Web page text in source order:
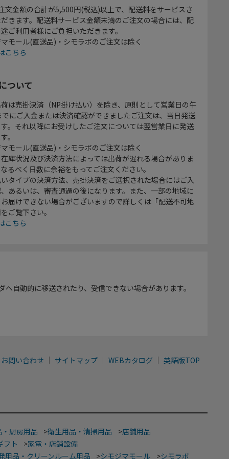
文金額の合計が5,500円(税込)以上で、配送料をサービスさ
きます。配送料サービス金額未満のご注文の場合には、配
ご利用者様にご負担いただきます。
モール(直送品)・シモラボのご注文は除く
こちら
ついて
は売掛決済（NP掛け払い）を除き、原則として営業日の午
にご入金または決済確認ができましたご注文は、当日発送
。それ以降にお受けしたご注文については翌営業日に発送
。
モール(直送品)・シモラボのご注文は除く
庫状況及び決済方法によっては出荷が遅れる場合がありま
るべく日数に余裕をもってご注文ください。
タイプの決済方法、売掛決済をご選択された場合にはご入
あるいは、審査通過の後になります。また、一部の地域に
届けできない場合がございますので詳しくは「配送不可地
ご覧下さい。
こちら
自動的に移送されたり、受信できない場合があります。
お問い合わせ サイトマップ WEBカタログ 英語版TOP
厨房用品 >衛生用品・清掃用品 >店舗用品
フト
>家電・店舗設備
用品・クリーンルーム用品
>シモジマモール >シモラボ